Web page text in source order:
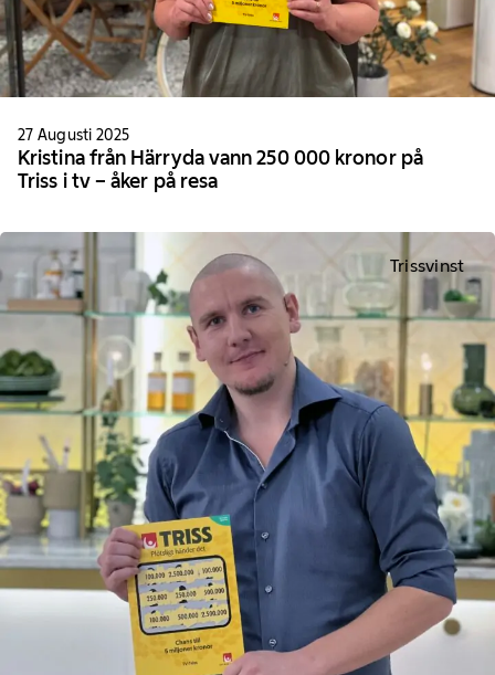
27 Augusti 2025
Kristina från Härryda vann 250 000 kronor på
Triss i tv – åker på resa
Trissvinst